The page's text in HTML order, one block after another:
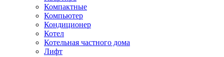
Компактные
Компьютер
Кондиционер
Котел
Котельная частного дома
Лифт